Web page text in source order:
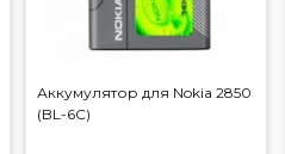
Аккумулятор для Nokia 2850
(BL-6С)